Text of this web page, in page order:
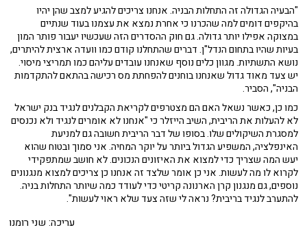
"הבעיה הגדולה זה התחלות הבניה. אנחנו צריכים להגיע למצב שהן יהיו
בהיקפים דומים למה שהכרנו כי אחרת נמצא את עצמנו בעוד שנתיים
במצוקה אפילו יותר גדולה. גם חוק ההסדרים הזה שעכשיו יעבור פותר המון
בעיות שהיו בתחום הנדל"ן. דברים שהתחלנו קודם כמו וועדה ארצית להיתרים,
נושא התשתיות. מגוון כלים נוסף שאנחנו עובדים עליהם כמו תמריצי מיסוי.
יש צעד מאוד גדול שאנחנו בוחנים להפחתת מס רכישה בהתאם להתקדמות
הבניה", הסביר.
כמו כן, כאשר נשאל האם הם מצטרפים לקריאת הקבלנים לנגיד בנק ישראל
לא להעלות את הריבית, השיב הייזלר כי "אנחנו לא אומרים לנגיד ולא נכנסים
למסגרת השיקולים שלו. בסופו של דבר הריבית חשובה גם למניעת
האינפלציה, המשפיע הגדול ביותר על יוקר המחיה. אני סמוך ובטוח שהוא
יעש המה שצריך כדי למצוא את האיזונים הנכונים. לא חושב שמתפקידי
לקרוא לו מה לעשות. אני כן אומר שלצד זה אנחנו כן צריכים למצוא מנגנונים
נוספים, גם מנגנון קרן הארנונה קריטי כדי לעודד כמה שיותר התחלות בניה.
להתערב לנגיד בריבית? נראה לי שזה צעד שלא ראוי לעשות".
עריכה: שני רומנו